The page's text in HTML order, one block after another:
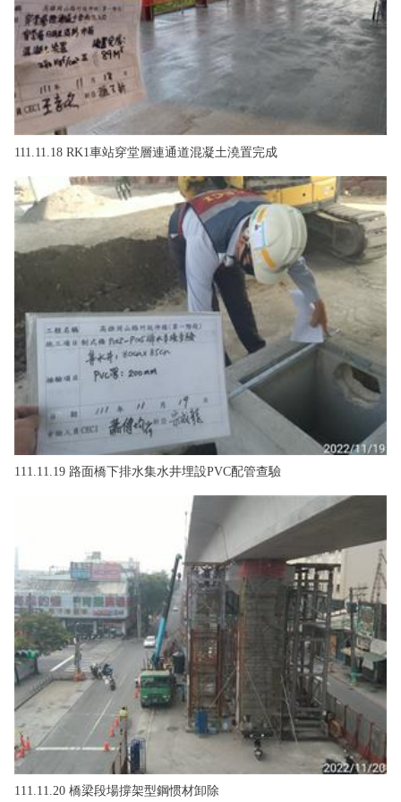
111.11.18 RK1車站穿堂層連通道混凝土澆置完成
111.11.19 路面橋下排水集水井埋設PVC配管查驗
111.11.20 橋梁段場撐架型鋼惯材卸除